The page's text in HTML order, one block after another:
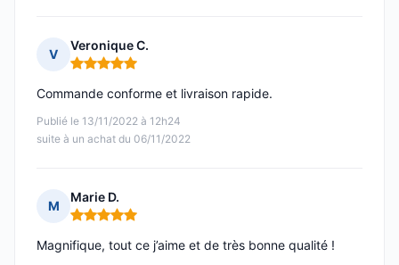
V
Veronique C.
Note : 5 sur 5
Publié le 13/11/2022 à 12h24
suite à un achat du 06/11/2022
Commande conforme et livraison rapide.
M
Marie D.
Note : 5 sur 5
Magnifique, tout ce j’aime et de très bonne qualité !